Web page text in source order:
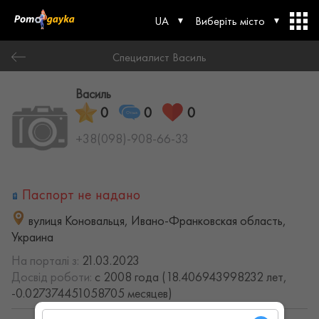
UA Виберіть місто
Специалист Василь
Василь
0 0 0
+38(098)-908-66-33
Паспорт не надано
вулиця Коновальця, Ивано-Франковская область,
Украина
На порталі з: 21.03.2023
Досвід роботи: с 2008 года (18.406943998232 лет,
-0.027374451058705 месяцев)